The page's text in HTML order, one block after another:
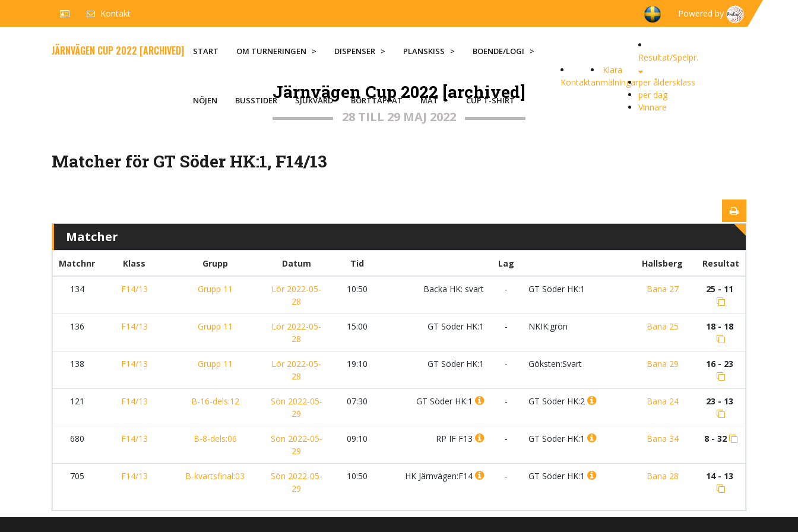
Kontakt Powered by
JÄRNVÄGEN CUP 2022 [ARCHIVED] START OM TURNERINGEN > DISPENSER > PLANSKISS > BOENDE/LOGI >
NÖJEN BUSSTIDER SJUKVÅRD BORTTAPPAT MAT > CUP T-SHIRT
Kontakt
Klara
anmälningar
Resultat/Spelpr.
per åldersklass
per dag
Vinnare
Järnvägen Cup 2022 [archived]
28 TILL 29 MAJ 2022
Matcher för GT Söder HK:1, F14/13
Matcher
Matchnr Klass Grupp Datum Tid Lag Hallsberg Resultat
134 F14/13 Grupp 11
Lör 2022-05-
28
10:50 Backa HK: svart - GT Söder HK:1 Bana 27 25 - 11
136 F14/13 Grupp 11
Lör 2022-05-
28
15:00 GT Söder HK:1 - NKIK:grön Bana 25 18 - 18
138 F14/13 Grupp 11
Lör 2022-05-
28
19:10 GT Söder HK:1 - Göksten:Svart Bana 29 16 - 23
121 F14/13 B-16-dels:12
Sön 2022-05-
29
07:30 GT Söder HK:1 - GT Söder HK:2 Bana 24 23 - 13
680 F14/13 B-8-dels:06
Sön 2022-05-
29
09:10 RP IF F13 - GT Söder HK:1 Bana 34 8 - 32
705 F14/13 B-kvartsfinal:03
Sön 2022-05-
29
10:50 HK Järnvägen:F14 - GT Söder HK:1 Bana 28 14 - 13